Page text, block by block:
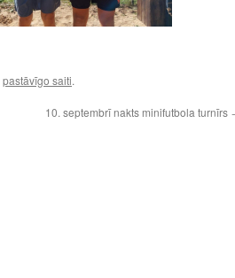
pastāvīgo saiti.
10. septembrī nakts minifutbola turnīrs